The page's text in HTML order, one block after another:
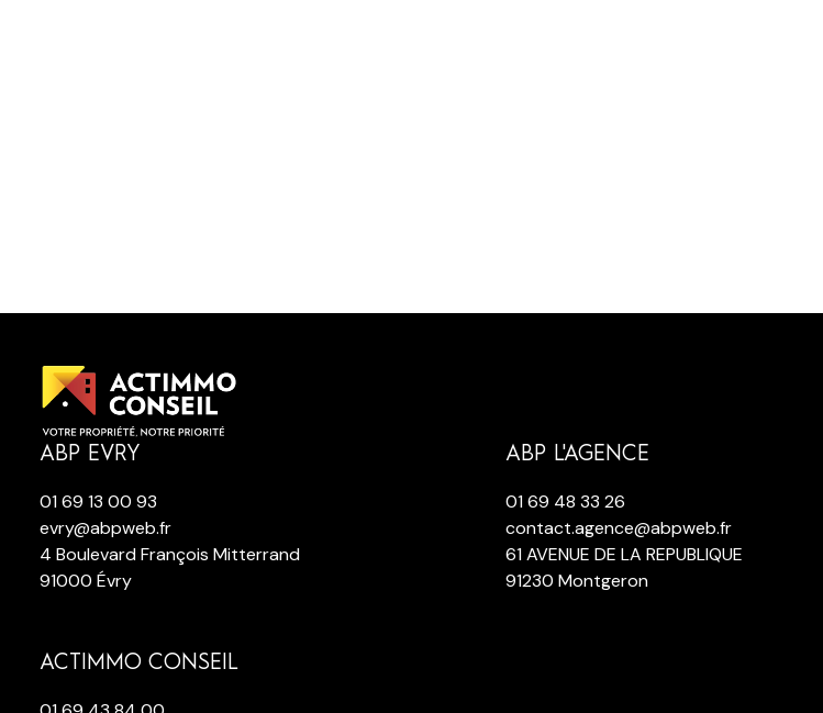
ABP EVRY
01 69 13 00 93
evry@abpweb.fr
4 Boulevard François Mitterrand
91000 Évry
ABP L'AGENCE
01 69 48 33 26
contact.agence@abpweb.fr
61 AVENUE DE LA REPUBLIQUE
91230 Montgeron
ACTIMMO CONSEIL